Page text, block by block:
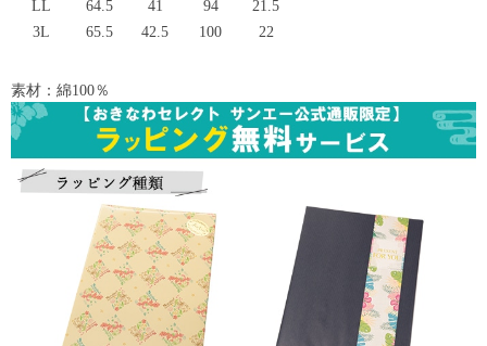
LL
64.5 41 94
21.5
3L
65.5 42.5 100 22
素材：綿100％